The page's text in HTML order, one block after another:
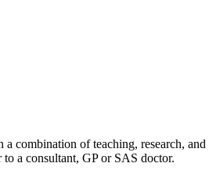
combination of teaching, research,
a consultant, GP or SAS doctor.